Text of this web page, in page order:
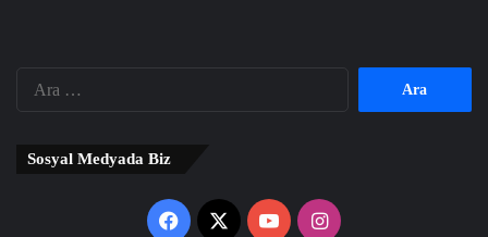
Sosyal Medyada Biz
Facebook
X YouTubeInstagram